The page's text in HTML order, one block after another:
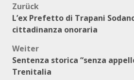
Beitragsnavigation
Zurück
L’ex Prefetto di Trapani
cittadinanza onoraria
Weiter
Sentenza storica “senza
Trenitalia